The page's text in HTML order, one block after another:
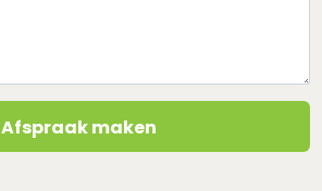
Afspraak maken